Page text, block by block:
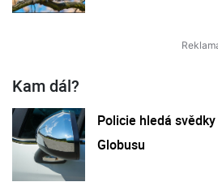
Kam dál?
Policie hledá
Globusu